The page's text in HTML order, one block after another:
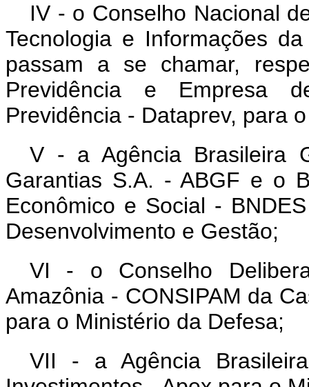
IV - o Conselho Nacional
Tecnologia e Informações
passam a se chamar,
Previdência e Empresa
Previdência - Dataprev, para
V - a Agência Brasileira
Garantias S.A. - ABGF e o
Econômico e Social -
Desenvolvimento e Gestão;
VI - o Conselho
Amazônia - CONSIPAM da
para o Ministério da Defesa;
VII - a Agência